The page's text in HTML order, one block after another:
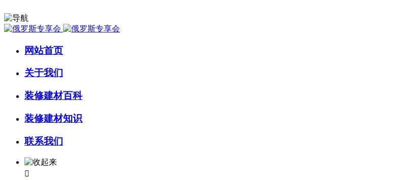
网站首页
关于我们
装修建材百科
装修建材知识
联系我们
